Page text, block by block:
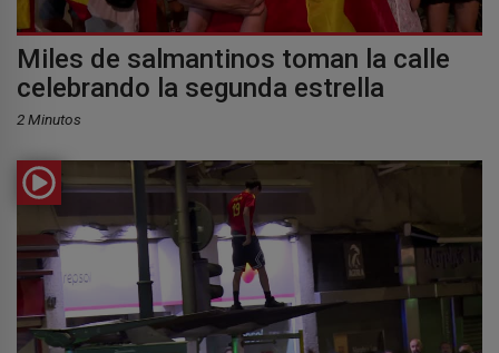
Miles de salmantinos toman la calle
celebrando la segunda estrella
2 Minutos